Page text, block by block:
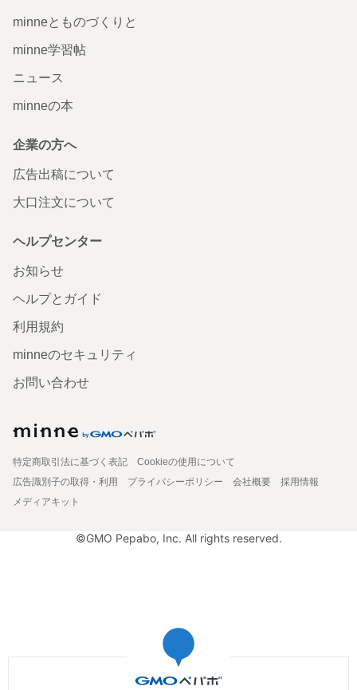
minneとものづくりと
minne学習帖
ニュース
minneの本
企業の方へ
広告出稿について
大口注文について
ヘルプセンター
お知らせ
ヘルプとガイド
利用規約
minneのセキュリティ
お問い合わせ
特定商取引法に基づく表記
Cookieの使用について
広告識別子の取得・利用
プライバシーポリシー 会社概要
採用情報
メディアキット
©GMO Pepabo, Inc. All rights reserved.